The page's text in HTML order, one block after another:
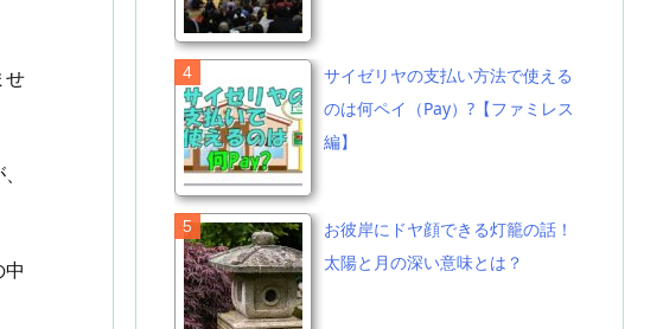
せ
サイゼリヤの支払い方法で使える
のは何ペイ（Pay）?【ファミレス
編】
お彼岸にドヤ顔できる灯籠の話！
太陽と月の深い意味とは？